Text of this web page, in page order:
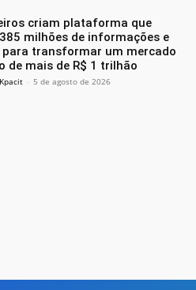
criam plataforma que
milhões de informações e
para transformar um mercado
de mais de R$ 1 trilhão
- 5 de agosto de 2026